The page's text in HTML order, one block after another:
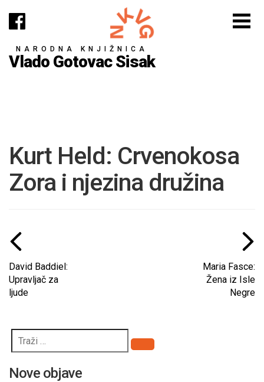
NARODNA KNJIŽNICA
Vlado Gotovac Sisak
Kurt Held: Crvenokosa
Zora i njezina družina
David Baddiel:
Upravljač za
ljude
Maria Fasce:
Žena iz Isle
Negre
Pretraži
Nove objave